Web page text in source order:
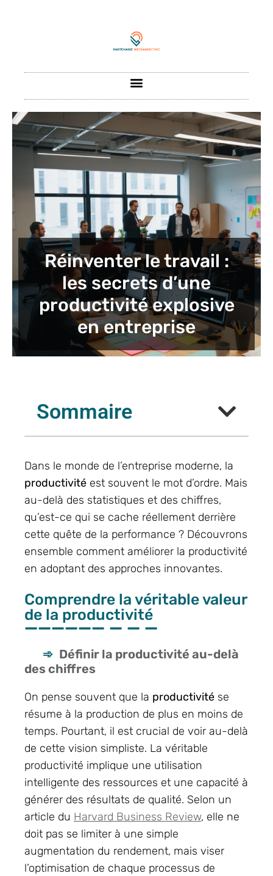
Réinventer le travail :
les secrets d’une
productivité explosive
en entreprise
Sommaire
Dans le monde de l’entreprise moderne, la
productivité est souvent le mot d’ordre. Mais
au-delà des statistiques et des chiffres,
qu’est-ce qui se cache réellement derrière
cette quête de la performance ? Découvrons
ensemble comment améliorer la productivité
en adoptant des approches innovantes.
Comprendre la véritable valeur
de la productivité
Définir la productivité au-delà
des chiffres
On pense souvent que la productivité se
résume à la production de plus en moins de
temps. Pourtant, il est crucial de voir au-delà
de cette vision simpliste. La véritable
productivité implique une utilisation
intelligente des ressources et une capacité à
générer des résultats de qualité. Selon un
article du Harvard Business Review, elle ne
doit pas se limiter à une simple
augmentation du rendement, mais viser
l’optimisation de chaque processus de